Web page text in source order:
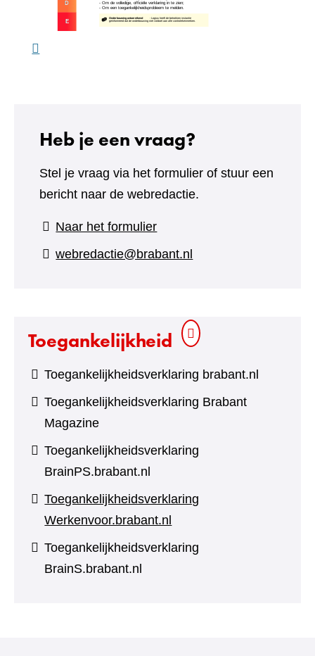
Heb je een vraag?
Stel je vraag via het formulier of stuur een
bericht naar de webredactie.
Naar het formulier(verwijst
naar
webredactie@brabant.nl
Toegankelijkheid
Toegankelijkheidsverklaring brabant.nl
Toegankelijkheidsverklaring Brabant
Magazine
Toegankelijkheidsverklaring
BrainPS.brabant.nl
Toegankelijkheidsverklaring
Werkenvoor.brabant.nl
Toegankelijkheidsverklaring
BrainS.brabant.nl